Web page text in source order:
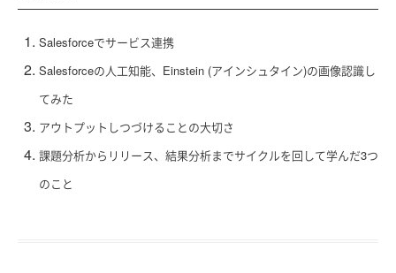
Salesforceでサービス連携
Salesforceの人工知能、Einstein (アインシュタイン)の画像認識し
てみた
アウトプットしつづけることの大切さ
課題分析からリリース、結果分析までサイクルを回して学んだ3つ
のこと